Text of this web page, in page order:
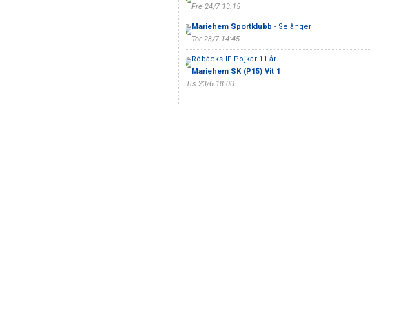
Fre 24/7 13:15
Mariehem Sportklubb - Selånger
Tor 23/7 14:45
Röbäcks IF Pojkar 11 år -
Mariehem SK (P15) Vit 1
Tis 23/6 18:00